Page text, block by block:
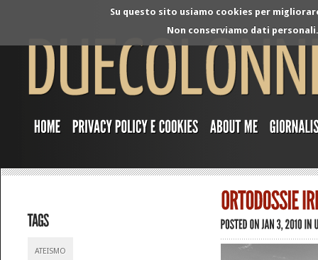
Su questo sito usiamo cookies per
Non conserviamo dati
ATEISMO